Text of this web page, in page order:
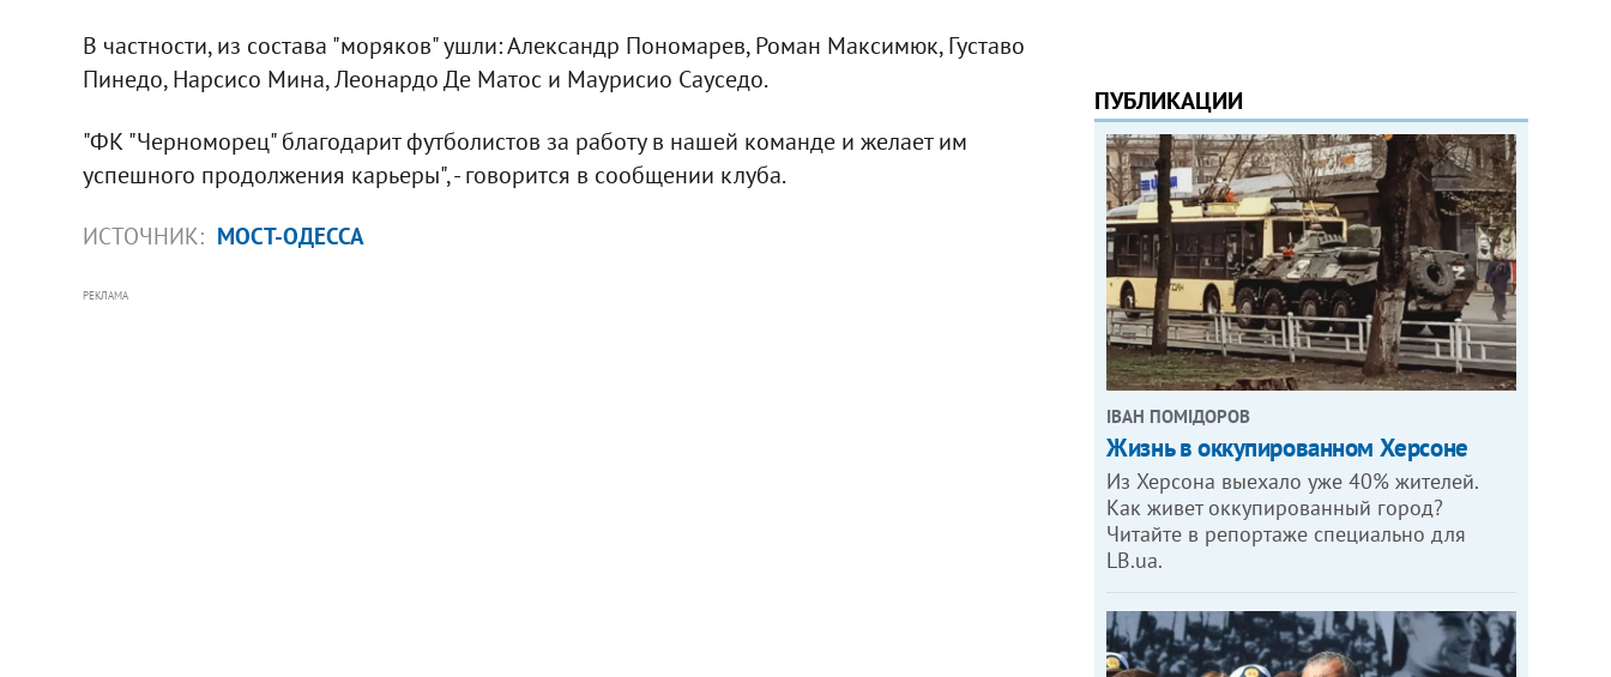
В частности, из состава "моряков" ушли: Александр Пономарев, Роман Максимюк, Густаво
Пинедо, Нарсисо Мина, Леонардо Де Матос и Маурисио Сауседо.
"ФК "Черноморец" благодарит футболистов за работу в нашей команде и желает им
успешного продолжения карьеры", - говорится в сообщении клуба.
ИСТОЧНИК: МОСТ-ОДЕССА
РЕКЛАМА
ПУБЛИКАЦИИ
ІВАН ПОМІДОРОВ
Жизнь в оккупированном Херсоне
Из Херсона выехало уже 40% жителей.
Как живет оккупированный город?
Читайте в репортаже специально для
LB.ua.